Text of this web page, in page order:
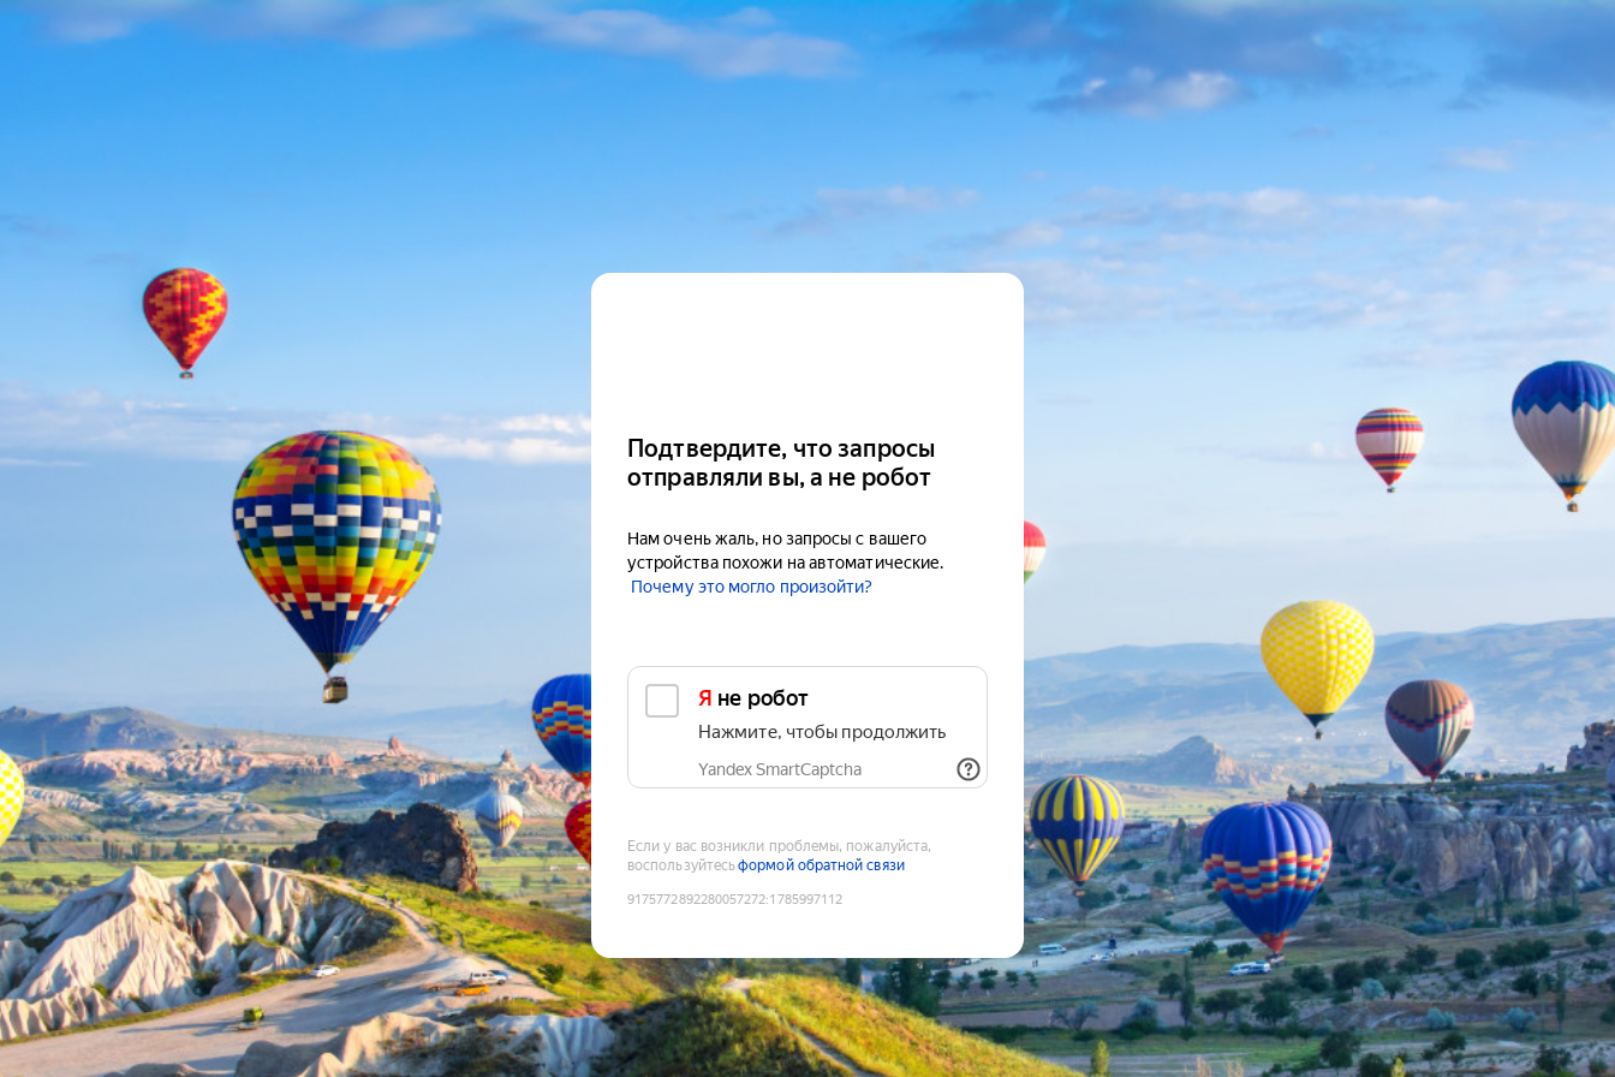
Подтвердите, что запросы
отправляли вы, а не робот
Нам очень жаль, но запросы с вашего
устройства похожи на автоматические.
Почему это могло произойти?
Я не робот
Нажмите, чтобы продолжить
Yandex SmartCaptcha
Если у вас возникли проблемы, пожалуйста,
воспользуйтесьформой обратной связи
9175772892280057272:1785997112